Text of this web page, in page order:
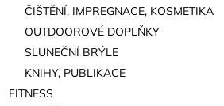
ČIŠTĚNÍ, IMPREGNACE, KOSMETIKA
OUTDOOROVÉ DOPLŇKY
SLUNEČNÍ BRÝLE
KNIHY, PUBLIKACE
FITNESS